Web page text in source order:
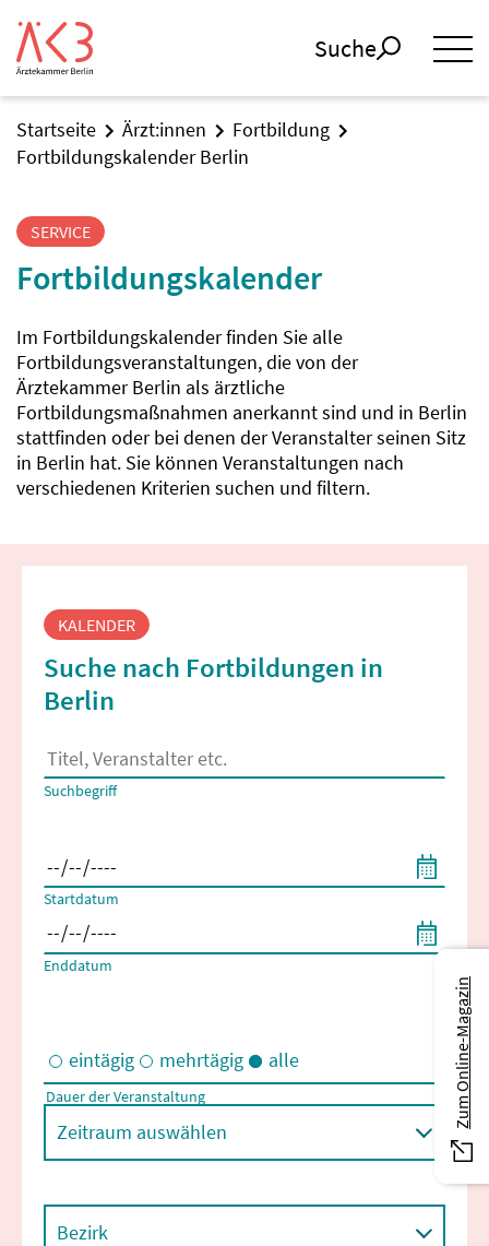
Suche
Startseite Ärzt:innen
Fortbildung
Fortbildungskalender Berlin
SERVICE
Fortbildungskalender
Im Fortbildungskalender finden Sie alle
Fortbildungsveranstaltungen, die von der
Ärztekammer Berlin als ärztliche
Fortbildungsmaßnahmen anerkannt sind und in Berlin
stattfinden oder bei denen der Veranstalter seinen Sitz
in Berlin hat. Sie können Veranstaltungen nach
verschiedenen Kriterien suchen und filtern.
Fortbildungssuche
KALENDER
Suche nach Fortbildungen in
Berlin
Es erscheinen Suchvorschläge, wenn mindestens 2 Zeichen
Suchbegriff
Startdatum
Enddatum
Eintägige und/oder mehrtägige Veranstaltungen
eintägig mehrtägig alle
Dauer der Veranstaltung
Zeitraum auswählen
Bezirk
Zum Online-Magazin